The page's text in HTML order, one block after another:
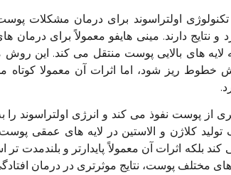
تکنولوژی اولتراسوند برای درمان مشکلات
نتایج دارند. مینی هایفو معمولاً برای
به لایه های بالایی پوست منتقل می کند. این
ریز شود، اما اثرات آن معمولا کوتاه
از پوست نفوذ می کند و انرژی اولتراسوند را
کلاژن و الاستین در لایه های عمقی
اثرات آن معمولاً پایدارتر و بلندمدت تر
های مختلف پوست، نتایج موثرتری در درمان